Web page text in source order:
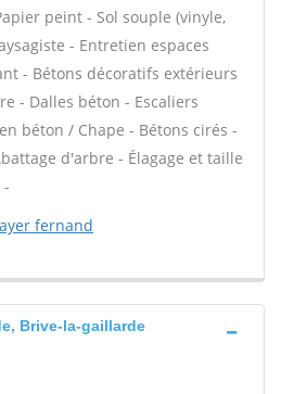
peint - Sol souple (vinyle,
- Entretien espaces
- Bétons décoratifs extérieurs
- Dalles béton - Escaliers
béton / Chape - Bétons cirés -
d'arbre - Élagage et taille
-
fernand
Brive-la-gaillarde